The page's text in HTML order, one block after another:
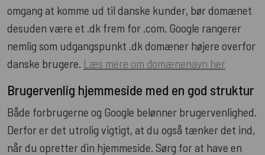
omgang at komme ud til danske kunder, bør domænet
desuden være et .dk frem for .com. Google rangerer
nemlig som udgangspunkt .dk domæner højere overfor
danske brugere. Læs mere om domænenavn her
Brugervenlig hjemmeside med en god struktur
Både forbrugerne og Google belønner brugervenlighed.
Derfor er det utrolig vigtigt, at du også tænker det ind,
når du opretter din hjemmeside. Sørg for at have en